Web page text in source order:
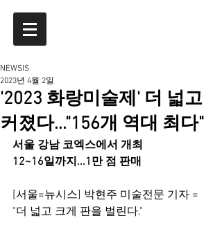
'2023 화랑미술제' 더 넓고
커졌다..."156개 역대 최다"
NEWSIS
2023년 4월 2일
서울 강남 코엑스에서 개최
12~16일까지...1만 점 판매
[서울=뉴시스] 박현주 미술전문 기자 =
"더 넓고 크게 판을 벌린다."